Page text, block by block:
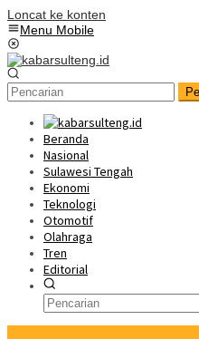
Loncat ke konten
Menu Mobile
Beranda
Nasional
Sulawesi Tengah
Ekonomi
Teknologi
Otomotif
Olahraga
Tren
Editorial